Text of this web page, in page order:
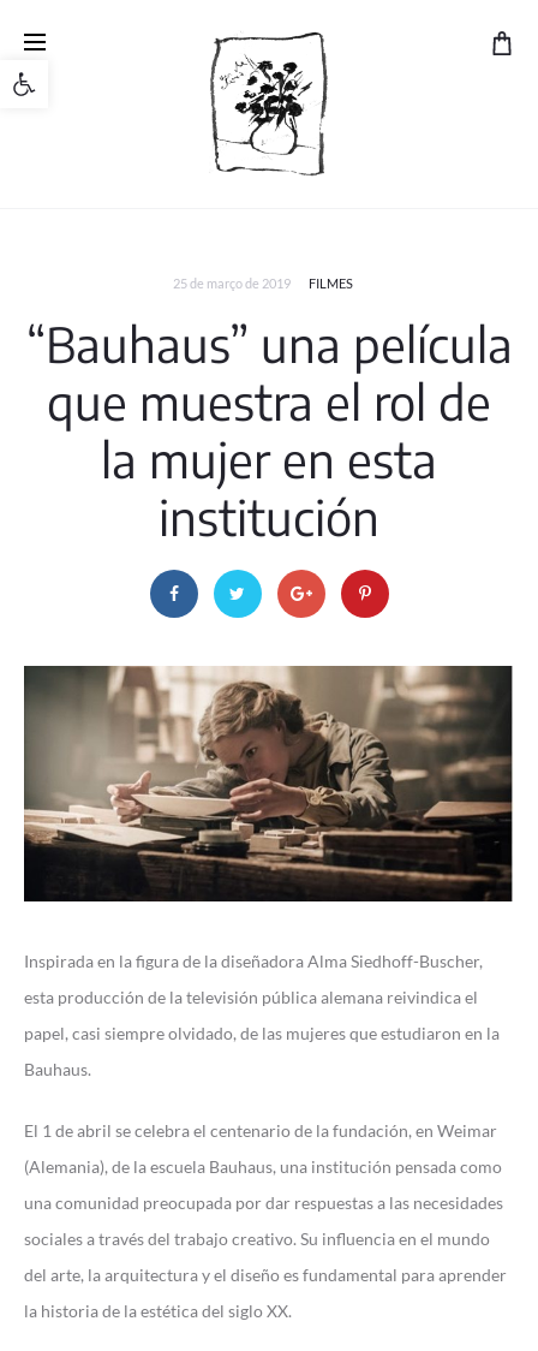
Open toolbar
25 de março de 2019 FILMES
“Bauhaus” una película
que muestra el rol de
la mujer en esta
institución
Inspirada en la figura de la diseñadora Alma Siedhoff-Buscher,
esta producción de la televisión pública alemana reivindica el
papel, casi siempre olvidado, de las mujeres que estudiaron en la
Bauhaus.
El 1 de abril se celebra el centenario de la fundación, en Weimar
(Alemania), de la escuela Bauhaus, una institución pensada como
una comunidad preocupada por dar respuestas a las necesidades
sociales a través del trabajo creativo. Su influencia en el mundo
del arte, la arquitectura y el diseño es fundamental para aprender
la historia de la estética del siglo XX.